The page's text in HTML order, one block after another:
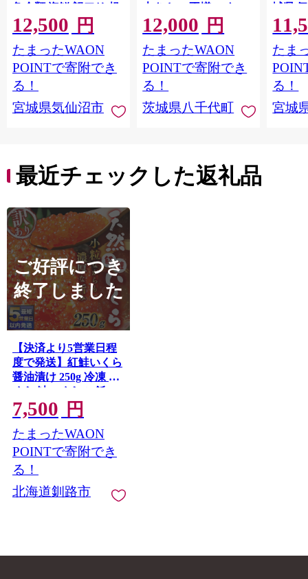
魚介類 海鮮 訳アリ 規
格外 不揃い さけ サケ
鮭切身 シャケ 切り身
冷凍 家庭用 おかず 弁
当 支援 サーモン 銀鮭
切り身 魚 わけあり
12,500 円
たまったWAON
POINTで寄附でき
る！
宮城県気仙沼市
大きさ の不揃い タ
レ・山椒付き ウナギ
鰻 ふぞろい 不揃い う
な重 ひつまぶし 人気
茨城 八千代町 ふるさ
と納税 冷凍 [SF951ya]
12,000 円
たまったWAON
POINTで寄附でき
る！
茨城県八千代町
城県
お刺し
生 生
鮭 銀
介
たま
る！
宮城
最近チェックした返礼品
ご好評につき
終了しました
【決済より5営業日程
度で発送】紅鮭いくら
醤油漬け 250g 冷凍 い
くら 鮭いくら ご飯の
お供 ご飯 米 北海道 釧
路市
7,500 円
たまったWAON
POINTで寄附でき
る！
北海道釧路市